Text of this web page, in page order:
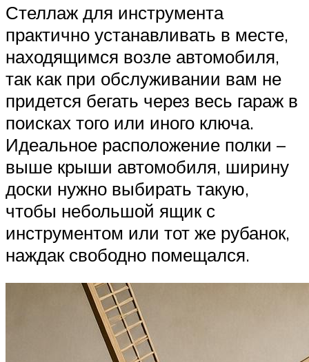
Стеллаж для инструмента
практично устанавливать в месте,
находящимся возле автомобиля,
так как при обслуживании вам не
придется бегать через весь гараж в
поисках того или иного ключа.
Идеальное расположение полки –
выше крыши автомобиля, ширину
доски нужно выбирать такую,
чтобы небольшой ящик с
инструментом или тот же рубанок,
наждак свободно помещался.